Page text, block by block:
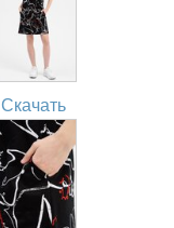
Скачать